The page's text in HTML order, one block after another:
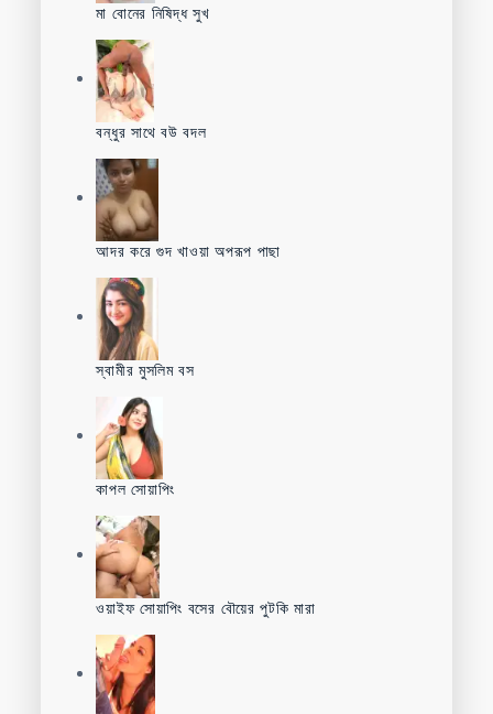
মা বোনের নিষিদ্ধ সুখ
বন্ধুর সাথে বউ বদল
আদর করে গুদ খাওয়া অপরূপ পাছা
স্বামীর মুসলিম বস
কাপল সোয়াপিং
ওয়াইফ সোয়াপিং বসের বৌয়ের পুটকি মারা